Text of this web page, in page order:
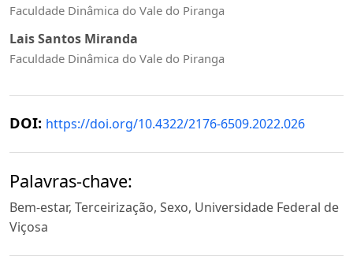
Faculdade Dinâmica do Vale do Piranga
Lais Santos Miranda
Faculdade Dinâmica do Vale do Piranga
DOI: https://doi.org/10.4322/2176-6509.2022.026
Palavras-chave:
Bem-estar, Terceirização, Sexo, Universidade Federal de
Viçosa